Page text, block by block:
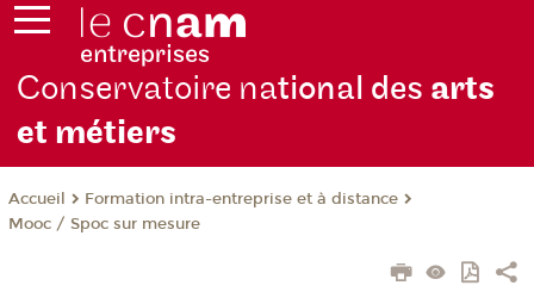
Conservatoire national des arts
et métiers
Accueil
Formation intra-entreprise et à distance
Mooc / Spoc sur mesure